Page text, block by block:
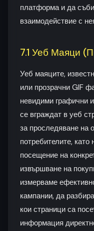
платформа и да
взаимодействие с
7.1 Уеб Маяци
Уеб маяците,
или прозрачни GIF
невидими графични
се вграждат в уеб
за проследяване на
потребителите,
посещение на
извършване на
измерваме
кампании, да
кои страници са
информация